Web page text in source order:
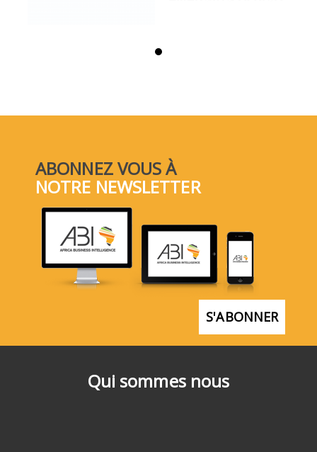
Qui sommes nous
ABONNEZ VOUS À
NOTRE NEWSLETTER
S'ABONNER